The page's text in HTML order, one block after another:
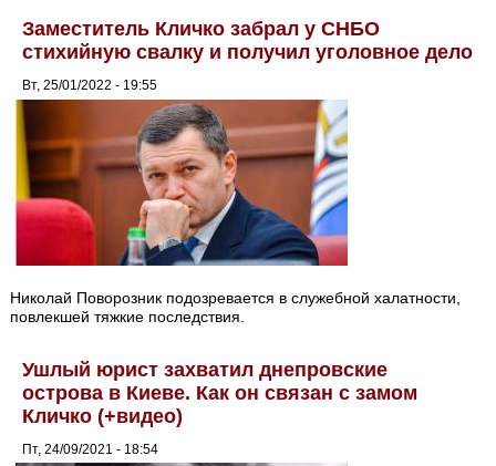
Заместитель Кличко забрал у СНБО
стихийную свалку и получил уголовное дело
Вт, 25/01/2022 - 19:55
Николай Поворозник подозревается в служебной халатности,
повлекшей тяжкие последствия.
Ушлый юрист захватил днепровские
острова в Киеве. Как он связан с замом
Кличко (+видео)
Пт, 24/09/2021 - 18:54